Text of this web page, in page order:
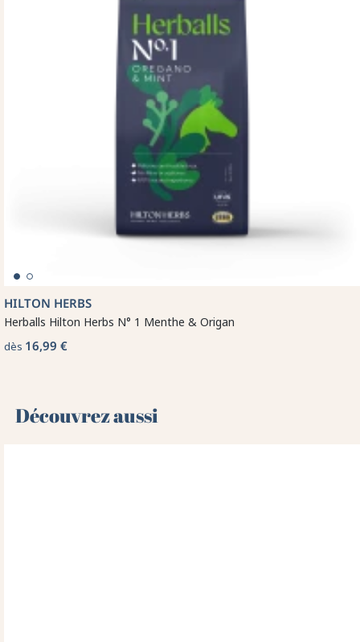
HILTON HERBS
Herballs Hilton Herbs N° 1 Menthe & Origan
dès 16,99 €
Découvrez aussi 🌻